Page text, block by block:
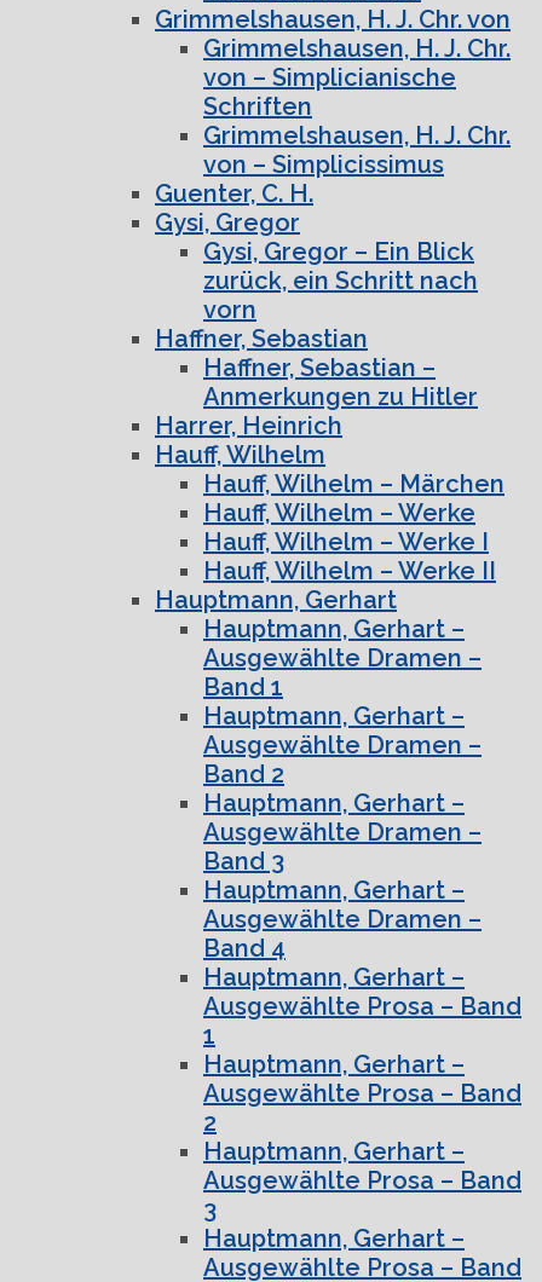
Grimmelshausen, H. J. Chr. von
Grimmelshausen, H. J. Chr.
von – Simplicianische
Schriften
Grimmelshausen, H. J. Chr.
von – Simplicissimus
Guenter, C. H.
Gysi, Gregor
Gysi, Gregor – Ein Blick
zurück, ein Schritt nach
vorn
Haffner, Sebastian
Haffner, Sebastian –
Anmerkungen zu Hitler
Harrer, Heinrich
Hauff, Wilhelm
Hauff, Wilhelm – Märchen
Hauff, Wilhelm – Werke
Hauff, Wilhelm – Werke I
Hauff, Wilhelm – Werke II
Hauptmann, Gerhart
Hauptmann, Gerhart –
Ausgewählte Dramen –
Band 1
Hauptmann, Gerhart –
Ausgewählte Dramen –
Band 2
Hauptmann, Gerhart –
Ausgewählte Dramen –
Band 3
Hauptmann, Gerhart –
Ausgewählte Dramen –
Band 4
Hauptmann, Gerhart –
Ausgewählte Prosa – Band
1
Hauptmann, Gerhart –
Ausgewählte Prosa – Band
2
Hauptmann, Gerhart –
Ausgewählte Prosa – Band
3
Hauptmann, Gerhart –
Ausgewählte Prosa – Band